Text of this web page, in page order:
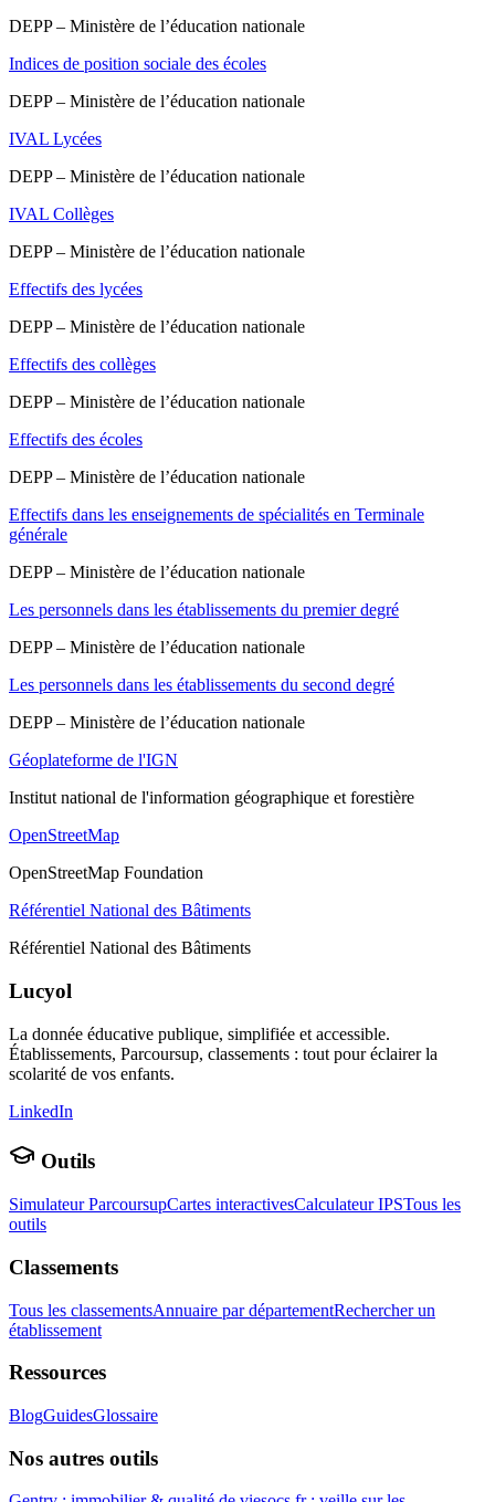
DEPP – Ministère de l’éducation nationale
Indices de position sociale des écoles
DEPP – Ministère de l’éducation nationale
IVAL Lycées
DEPP – Ministère de l’éducation nationale
IVAL Collèges
DEPP – Ministère de l’éducation nationale
Effectifs des lycées
DEPP – Ministère de l’éducation nationale
Effectifs des collèges
DEPP – Ministère de l’éducation nationale
Effectifs des écoles
DEPP – Ministère de l’éducation nationale
Effectifs dans les enseignements de spécialités en Terminale
générale
DEPP – Ministère de l’éducation nationale
Les personnels dans les établissements du premier degré
DEPP – Ministère de l’éducation nationale
Les personnels dans les établissements du second degré
DEPP – Ministère de l’éducation nationale
Géoplateforme de l'IGN
Institut national de l'information géographique et forestière
OpenStreetMap
OpenStreetMap Foundation
Référentiel National des Bâtiments
Référentiel National des Bâtiments
Lucyol
La donnée éducative publique, simplifiée et accessible.
Établissements, Parcoursup, classements : tout pour éclairer la
scolarité de vos enfants.
LinkedIn
Outils
Simulateur ParcoursupCartes interactivesCalculateur IPSTous les
outils
Classements
Tous les classementsAnnuaire par départementRechercher un
établissement
Ressources
BlogGuidesGlossaire
Nos autres outils